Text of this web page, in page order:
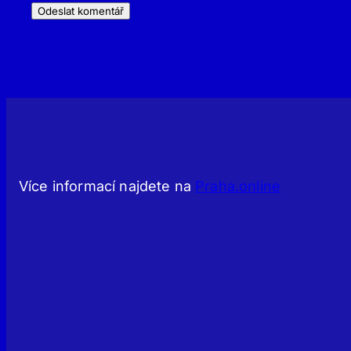
Více informací najdete na Praha.online